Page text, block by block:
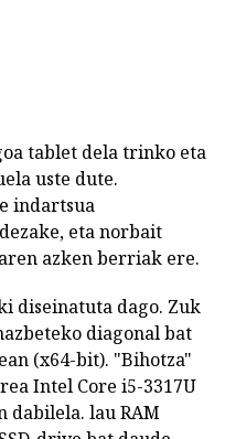
tablet dela trinko eta
uste dute.
indartsua
eta norbait
azken berriak ere.
diseinatuta dago. Zuk
diagonal bat
(x64-bit). "Bihotza"
Intel Core i5-3317U
dabilela. lau RAM